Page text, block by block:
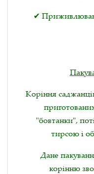
✔
Коріння
"бовтанки",
тирсою і
Дане
корінню